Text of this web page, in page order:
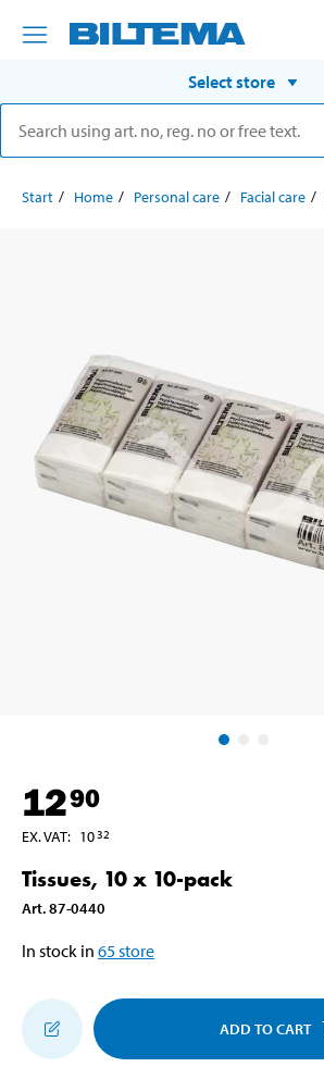
Select store
Start Home Personal care Facial care
1290
EX. VAT: 1032
Tissues, 10 x 10-pack
Art.87-0440
In stock in 65store
ADD TO CART